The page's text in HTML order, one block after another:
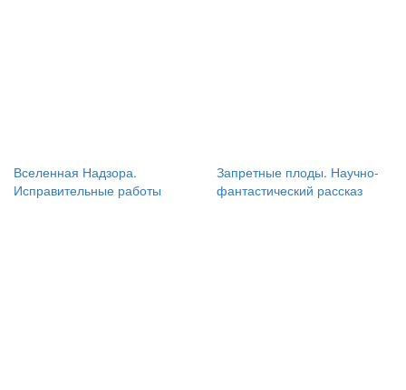
Вселенная Надзора.
Исправительные работы
Запретные плоды. Научно-
фантастический рассказ